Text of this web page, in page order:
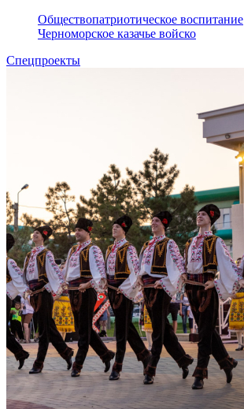
Обществопатриотическое воспитание
Черноморское казачье войско
Спецпроекты